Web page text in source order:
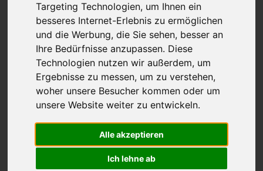
Targeting Technologien, um Ihnen ein
besseres Internet-Erlebnis zu ermöglichen
und die Werbung, die Sie sehen, besser an
Ihre Bedürfnisse anzupassen. Diese
Technologien nutzen wir außerdem, um
Ergebnisse zu messen, um zu verstehen,
woher unsere Besucher kommen oder um
unsere Website weiter zu entwickeln.
Alle akzeptieren
Ich lehne ab
Impressum
Rechtsform:
Geschäftsführung:
Luger Margarete, MPA, MBA, akad.
Immobilienmanagerin
Firmenbuchnummer: 255172 d